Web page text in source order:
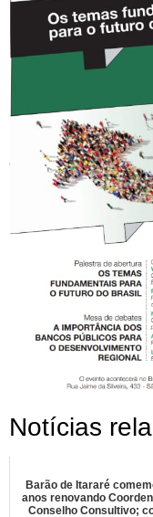
Notícias
Barão de Itararé
anos renovando
Conselho Consultivo;